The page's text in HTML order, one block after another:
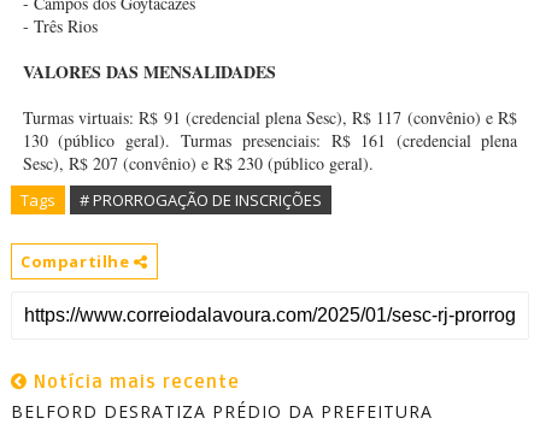
- Três Rios
VALORES DAS MENSALIDADES
Turmas virtuais: R$ 91 (credencial plena Sesc), R$ 117 (convênio) e R$
130 (público geral).Turmas presenciais: R$ 161 (credencial plena
Sesc), R$ 207 (convênio) e R$ 230 (público geral).
Tags # PRORROGAÇÃO DE INSCRIÇÕES
Compartilhe
Notícia mais recente
BELFORD DESRATIZA PRÉDIO DA PREFEITURA